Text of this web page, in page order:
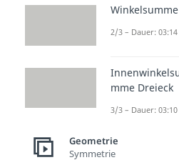
als du dir
DasVolumen
der
der Formel
Winkelsumme
2/3 – Dauer: 03:14
mme Dreieck
3/3 – Dauer: 03:10
Geometrie
Symmetrie